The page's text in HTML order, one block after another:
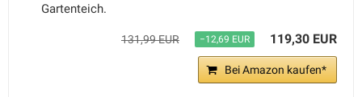
Gartenteich.
131,99 EUR −12,69 EUR 119,30 EUR
Bei Amazon kaufen*